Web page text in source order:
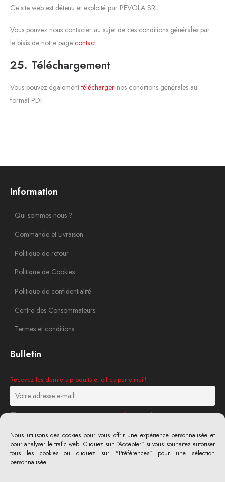
Nous utilisons des cookies pour vous offrir une expérience personnalisée et
pour analyser le trafic web. Cliquez sur "Accepter" si vous souhaitez autoriser
tous les cookies ou cliquez sur "Préférences" pour une sélection
personnalisée.
Ce site web est détenu et exploité par PEVOLA SRL.
Vous pouvez nous contacter au sujet de ces conditions générales par
le biais de notre page contact.
25. Téléchargement
Vous pouvez égalementtélécharger nos conditions générales au
format PDF.
Information
Qui sommes-nous ?
Commande et Livraison
Politique de retour
Politique de Cookies
Politique de confidentialité
Centre des Consommateurs
Termes et conditions
Bulletin
Recevez les derniers produits et offres par e-mail!
En envoyant vos données, vous certifiez avoir lu et accepté notre